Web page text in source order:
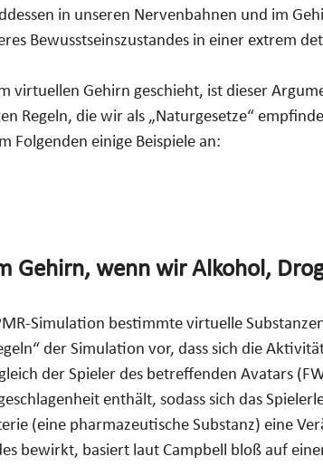
in unseren Nervenbahnen und im
Bewusstseinszustandes in einer extrem
virtuellen Gehirn geschieht, ist dieser
Regeln, die wir als „Naturgesetze“
Folgenden einige Beispiele an:
Gehirn, wenn wir Alkohol,
Simulation bestimmte virtuelle
der Simulation vor, dass sich die
der Spieler des betreffenden Avatars
enthält, sodass sich das
(eine pharmazeutische Substanz) eine
bewirkt, basiert laut Campbell bloß auf